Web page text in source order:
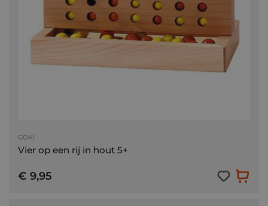
GOKI
Vier op een rij in hout 5+
€ 9,95